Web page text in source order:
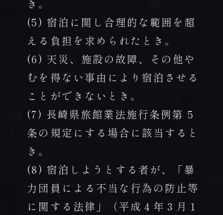
き。
(5) 宿泊に関し合理的な範囲を超
える負担を求められたとき。
(6) 天災、施設の故障、その他や
むを得ない事由により宿泊させる
ことができないとき。
(7) 長崎県旅館業法施行条例第 5
条の規定にする場合に該当すると
き。
(8) 宿泊しようとする者が、「暴
力団員による不当な行為の防止等
に関する法律」（平成４年３月１